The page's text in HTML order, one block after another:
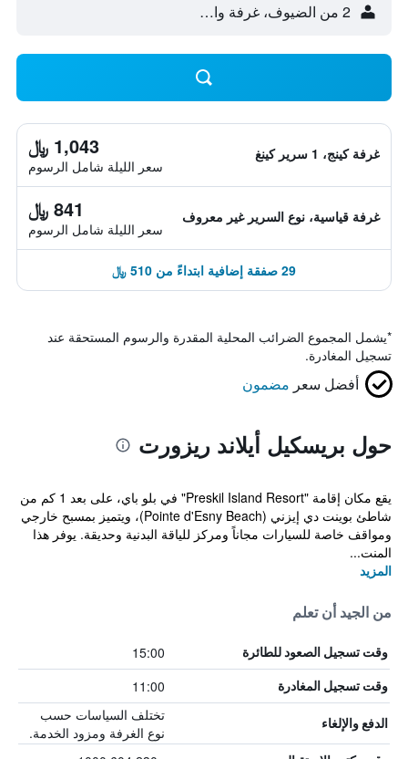
2 من الضيوف، غرفة واحدة
غرفة كينج، 1 سرير كينغ 1,043 ﷼
سعر الليلة شامل الرسوم
غرفة قياسية، نوع السرير غير معروف 841 ﷼
سعر الليلة شامل الرسوم
29 صفقة إضافية ابتداءً من 510 ﷼
*يشمل المجموع الضرائب المحلية المقدرة والرسوم المستحقة عند
تسجيل المغادرة.
أفضل سعر مضمون
حول بريسكيل أيلاند ريزورت
يقع مكان إقامة "Preskil Island Resort" في بلو باي، على بعد 1 كم من
شاطئ بوينت دي إيزني (Pointe d'Esny Beach)، ويتميز بمسبح خارجي
ومواقف خاصة للسيارات مجاناً ومركز للياقة البدنية وحديقة. يوفر هذا
المنت...
المزيد
من الجيد أن تعلم
وقت تسجيل الصعود للطائرة 15:00
وقت تسجيل المغادرة 11:00
الدفع والإلغاء
تختلف السياسات حسب
نوع الغرفة ومزود الخدمة.